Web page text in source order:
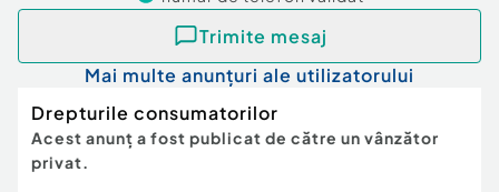
Trimite mesaj
Mai multe anunțuri ale utilizatorului
Drepturile consumatorilor
Acest anunț a fost publicat de către un vânzător
privat.